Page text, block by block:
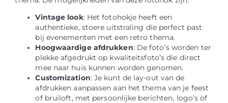
Vintage look: Het fotohokje heeft een
authentieke, stoere uitstraling die perfect past
bij evenementen met een retro thema.
Hoogwaardige afdrukken: De foto’s worden ter
plekke afgedrukt op kwaliteitsfoto’s die direct
mee naar huis kunnen worden genomen.
Customization: Je kunt de lay-out van de
afdrukken aanpassen aan het thema van je feest
of bruiloft, met persoonlijke berichten, logo’s of